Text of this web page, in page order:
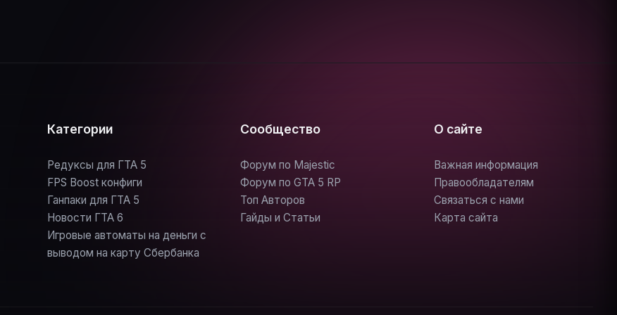
Категории
Редуксы для ГТА 5
FPS Boost конфиги
Ганпаки для ГТА 5
Новости ГТА 6
Игровые автоматы на деньги с
выводом на карту Сбербанка
Сообщество
Форум по Majestic
Форум по GTA 5 RP
Топ Авторов
Гайды и Статьи
О сайте
Важная информация
Правообладателям
Связаться с нами
Карта сайта